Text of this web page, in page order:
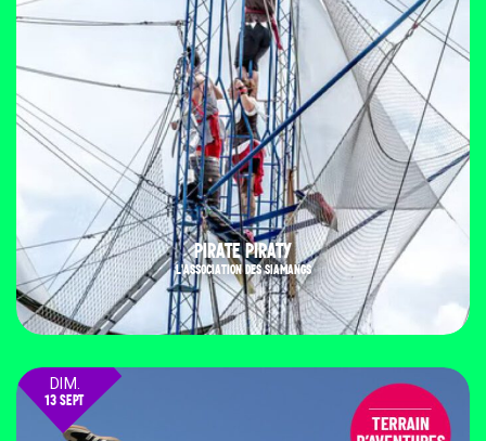
PIRATE PIRATY
L'ASSOCIATION DES SIAMANGS
DIM.
13 SEPT